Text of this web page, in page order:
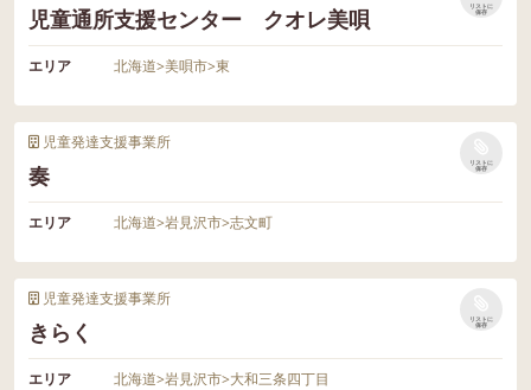
児童通所支援センター クオレ美唄
リストに
保存
エリア 北海道>美唄市>東
児童発達支援事業所
奏
リストに
保存
エリア 北海道>岩見沢市>志文町
児童発達支援事業所
きらく
リストに
保存
エリア 北海道>岩見沢市>大和三条四丁目